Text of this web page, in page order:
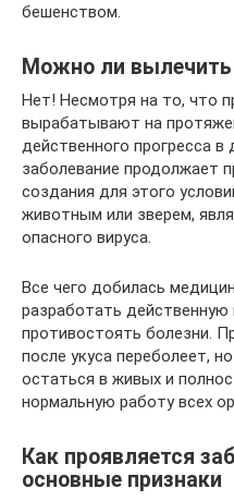
бешенством.
Можно ли
Нет! Несмотря на то, что
вырабатывают на
действенного прогресса
заболевание продолжает
создания для этого
животным или зверем,
опасного вируса.
Все чего добилась
разработать действенную
противостоять болезни.
после укуса переболеет,
остаться в живых и
нормальную работу всех
Как проявляется
основные признаки